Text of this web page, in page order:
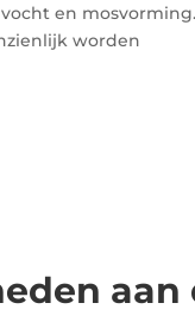
en mosvorming.
worden